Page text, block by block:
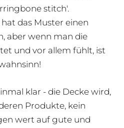
stitch'.
das Muster einen
aber wenn man die
und vor allem fühlt, ist
klar - die Decke wird,
Produkte, kein
wert auf gute und